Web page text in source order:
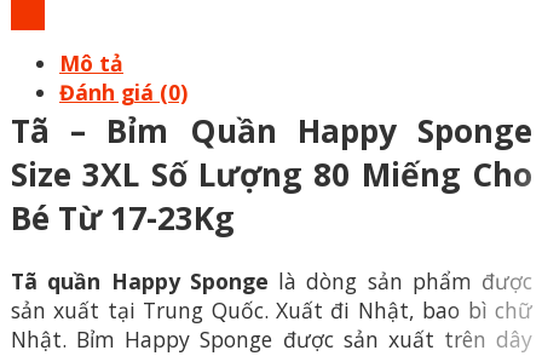
Mô tả
Đánh giá (0)
Tã – Bỉm Quần Happy Sponge
Size 3XL Số Lượng 80 Miếng Cho
Bé Từ 17-23Kg
Tã quần Happy Sponge là dòng sản phẩm được
sản xuất tại Trung Quốc. Xuất đi Nhật, bao bì chữ
Nhật. Bỉm Happy Sponge được sản xuất trên dây